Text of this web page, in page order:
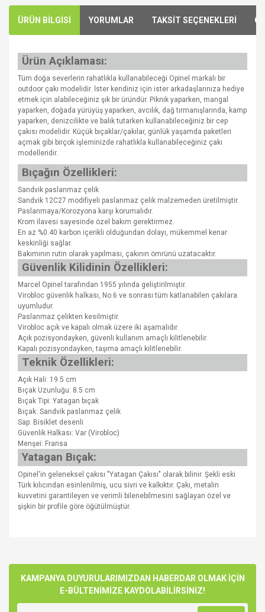
ÜRÜN BİLGİSİ YORUMLAR TAKSİT SEÇENEKLERİ
Ürün Açıklaması:
Tüm doğa severlerin rahatlıkla kullanabileceği Opinel markalı bir
outdoor çakı modelidir. İster kendiniz için ister arkadaşlarınıza hediye
etmek için alabileceğiniz şık bir üründür. Piknik yaparken, mangal
yaparken, doğada yürüyüş yaparken, avcılık, dağ tırmanışlarında, kamp
yaparken, denizcilikte ve balık tutarken kullanabileceğiniz bir cep
çakısı modelidir. Küçük bıçaklar/çakılar, günlük yaşamda paketleri
açmak gibi birçok işleminizde rahatlıkla kullanabileceğiniz çakı
modelleridir.
Bıçağın Özellikleri:
Sandvik paslanmaz çelik
Sandvik 12C27 modifiyeli paslanmaz çelik malzemeden üretilmiştir.
Paslanmaya/Korozyona karşı korumalıdır.
Krom ilavesi sayesinde özel bakım gerektirmez.
En az %0.40 karbon içerikli olduğundan dolayı, mükemmel kenar
keskinliği sağlar.
Bakımının rutin olarak yapılması, çakının ömrünü uzatacaktır.
Güvenlik Kilidinin Özellikleri:
Marcel Opinel tarafından 1955 yılında geliştirilmiştir.
Virobloc güvenlik halkası, No:6 ve sonrası tüm katlanabilen çakılara
uyumludur.
Paslanmaz çelikten kesilmiştir.
Virobloc açık ve kapalı olmak üzere iki aşamalıdır.
Açık pozisyondayken, güvenli kullanım amaçlı kilitlenebilir.
Kapalı pozisyondayken, taşıma amaçlı kilitlenebilir.
Teknik Özellikleri:
Açık Hali: 19.5 cm
Bıçak Uzunluğu: 8.5 cm
Bıçak Tipi: Yatagan bıçak
Bıçak: Sandvik paslanmaz çelik
Sap: Bisiklet desenli
Güvenlik Halkası: Var (Virobloc)
Menşei: Fransa
Yatagan Bıçak:
Opinel'in geleneksel çakısı "Yatagan Çakısı" olarak bilinir. Şekli eski
Türk kılıcından esinlenilmiş, ucu sivri ve kalkıktır. Çakı, metalin
kuvvetini garantileyen ve verimli bilenebilmesini sağlayan özel ve
şişkin bir profile göre öğütülmüştür.
Yorum Yaz
kullanarak tarafımıza iletebilirsiniz.
Görüş ve önerileriniz için teşekkür ederiz.
Ürün resmi kalitesiz, bozuk veya görüntülenemiyor.
KAMPANYA DUYURULARIMIZDAN HABERDAR OLMAK İÇİN
E-BÜLTENİMİZE KAYDOLABİLİRSİNİZ!